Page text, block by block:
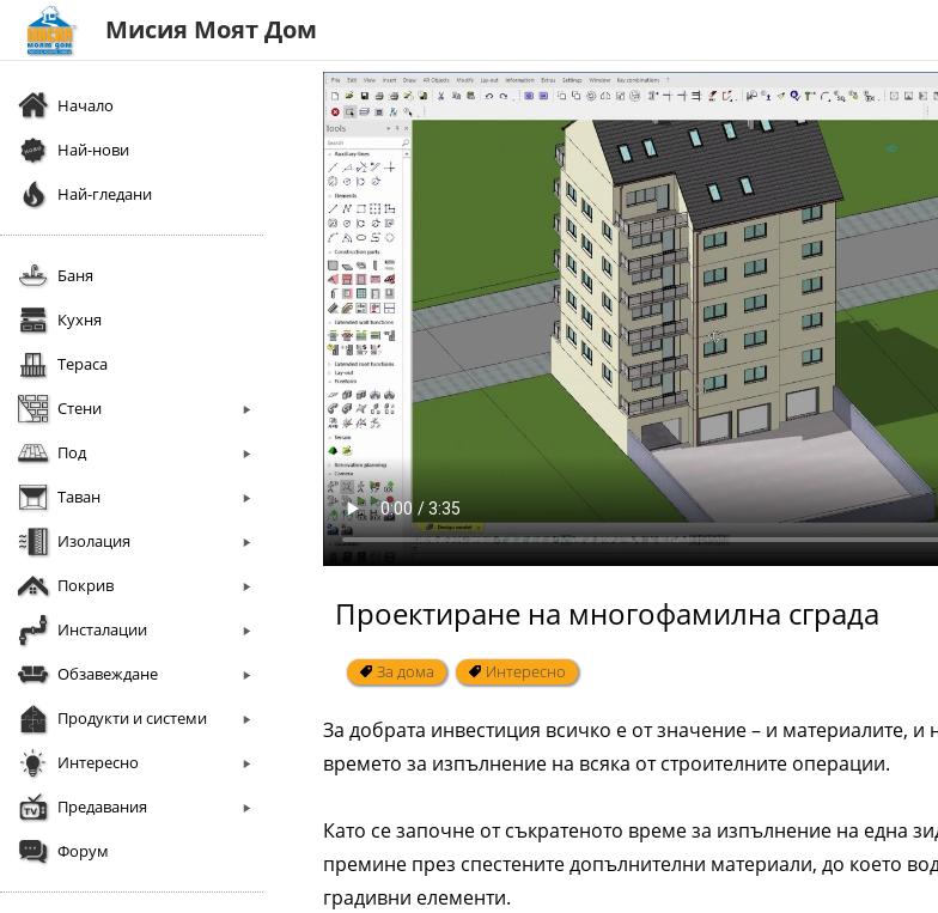
Мисия Моят Дом
Начало
Най-нови
Най-гледани
Баня
Кухня
Тераса
Стени
Под
Таван
Изолация
Покрив
Инсталации
Обзавеждане
Продукти и системи
Интересно
Предавания
Форум
Проектиране на многофамилна сграда
За дома Интересно
За добрата инвестиция всичко е от значение – и материалите, и
времето за изпълнение на всяка от строителните операции.
Като се започне от съкратеното време за изпълнение на една
премине през спестените допълнителни материали, до което
градивни елементи.